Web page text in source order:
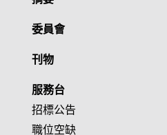
委員會
刊物
服務台
招標公告
職位空缺